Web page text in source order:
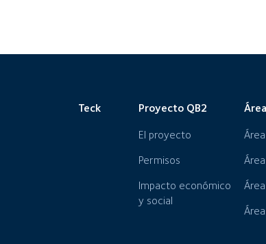
Teck Proyecto QB2
El proyecto
Permisos
Impacto económico
y social